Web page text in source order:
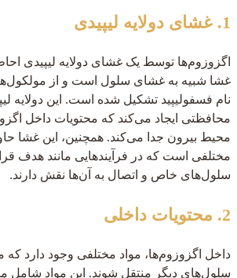
1. غشای دولایه لیپیدی
اگزوزوم‌ها توسط یک غشای دولایه لیپیدی
غشا شبیه به غشای سلول است و از
نام فسفولیپید تشکیل شده است. این دولایه
محافظتی ایجاد می‌کند که محتویات داخل
محیط بیرون جدا می‌کند. همچنین، این غشا
مختلفی است که در فرآیندهایی مانند هدف
سلول‌های خاص و اتصال به آن‌ها نقش دارند.
2. محتویات داخلی
داخل اگزوزوم‌ها، مواد مختلفی وجود دارد که
سلول‌های دیگر منتقل شوند. این مواد شامل